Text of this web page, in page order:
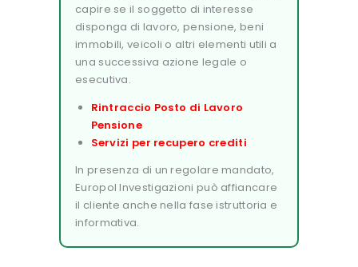
capire se il soggetto di interesse
disponga di lavoro, pensione, beni
immobili, veicoli o altri elementi utili a
una successiva azione legale o
esecutiva.
Rintraccio Posto di Lavoro
Pensione
Servizi per recupero crediti
In presenza di un regolare mandato,
Europol Investigazioni può affiancare
il cliente anche nella fase istruttoria e
informativa.